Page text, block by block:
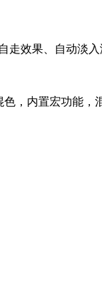
走效果、自动淡
，内置宏功能